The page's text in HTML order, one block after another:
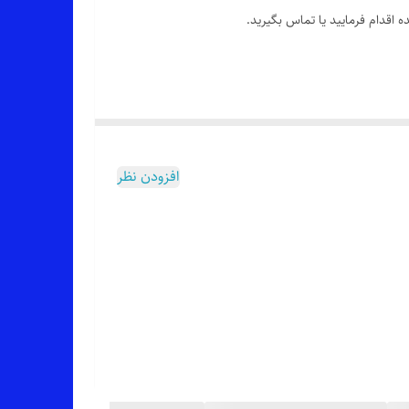
فرمایید یا تماس بگیرید.
افزودن نظر